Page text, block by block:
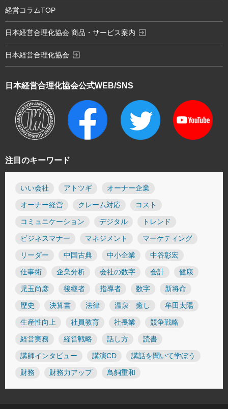
注目のキーワード
いい会社 アトツギ オーナー企業
オーナー経営 クレーム対応 コスト
コミュニケーション デジタル トレンド
ビジネスマナー マネジメント マーケティング
リーダー 中国古典 中小企業 中谷彰宏
仕事術 企業分析 会社の数字 会計 健康
児玉尚彦 後継者 指導者 数字 新将命
歴史 決算書 法律 温泉 癒し 牟田太陽
生産性向上 社員教育 社長業 競争戦略
経営実務 経営戦略 話し方 読書
講師インタビュー 講演CD 講話を聞いて学ぼう
財務 財務力アップ 鳥飼重和
日本経営合理化協会公式WEB/SNS
経営コラムTOP
日本経営合理化協会 商品・サービス案内 exit_to_app
日本経営合理化協会 exit_to_app